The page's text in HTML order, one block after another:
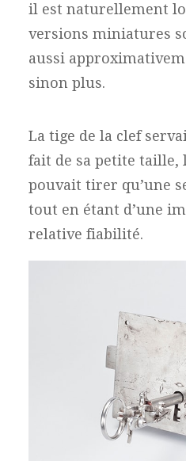
il est naturellement
versions miniatures
aussi
sinon plus.
La tige de la clef
fait de sa petite taille,
pouvait tirer qu’une
tout en étant d’une
relative fiabilité.